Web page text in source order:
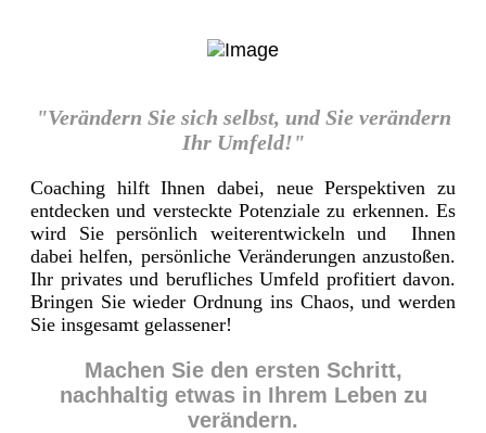
"Verändern Sie sich selbst, und Sie verändern
Ihr Umfeld!"
Coaching hilft Ihnen dabei, neue Perspektiven zu
entdecken und versteckte Potenziale zu erkennen. Es
wird Sie persönlich weiterentwickeln und Ihnen
dabei helfen, persönliche Veränderungen anzustoßen.
Ihr privates und berufliches Umfeld profitiert davon.
Bringen Sie wieder Ordnung ins Chaos, und werden
Sie insgesamt gelassener!
Machen Sie den ersten Schritt,
nachhaltig etwas in Ihrem Leben zu
verändern.